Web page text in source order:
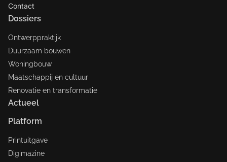
Contact
Dossiers
Ontwerppraktijk
Duurzaam bouwen
Woningbouw
Maatschappij en cultuur
Renovatie en transformatie
Actueel
Platform
Printuitgave
Digimazine